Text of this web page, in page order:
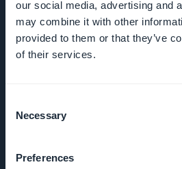
our social media, advertising and
may combine it with other
provided to them or that they’ve
of their services.
Selection
Necessary
Preferences
GoodBarber
Startup
Opportunità
Stampa